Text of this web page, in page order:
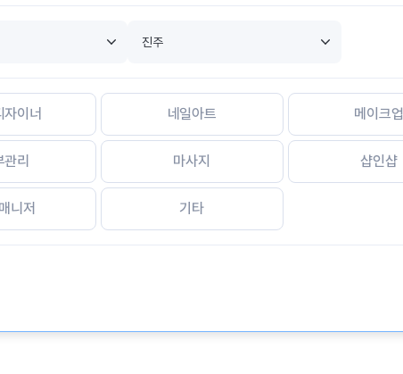
자이너 네일아트 메이크업
관리 마사지 샵인샵
니저 기타